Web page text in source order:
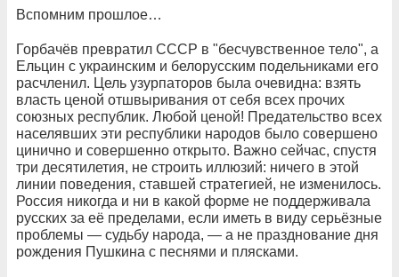
Вспомним прошлое…
Горбачёв превратил СССР в "бесчувственное тело", а
Ельцин с украинским и белорусским подельниками его
расчленил. Цель узурпаторов была очевидна: взять
власть ценой отшвыривания от себя всех прочих
союзных республик. Любой ценой! Предательство всех
населявших эти республики народов было совершено
цинично и совершенно открыто. Важно сейчас, спустя
три десятилетия, не строить иллюзий: ничего в этой
линии поведения, ставшей стратегией, не изменилось.
Россия никогда и ни в какой форме не поддерживала
русских за её пределами, если иметь в виду серьёзные
проблемы — судьбу народа, — а не празднование дня
рождения Пушкина с песнями и плясками.